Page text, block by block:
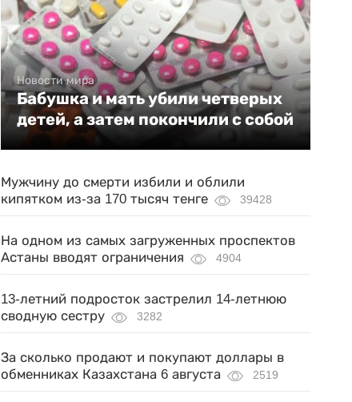
Новости мира
Бабушка и мать убили четверых
детей, а затем покончили с собой
Мужчину до смерти избили и облили
кипятком из-за 170 тысяч тенге
39428
На одном из самых загруженных проспектов
Астаны вводят ограничения
4904
13-летний подросток застрелил 14-летнюю
сводную сестру
3282
За сколько продают и покупают доллары в
обменниках Казахстана 6 августа
2519